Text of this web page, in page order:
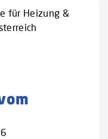
für Heizung &